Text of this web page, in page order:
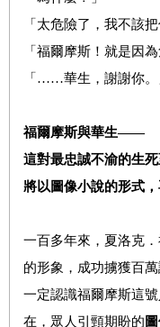
「太危險了，我不該
「福爾摩斯！就是因
「……華生，謝謝你。
福爾摩斯與華生——
這對最忠誠不渝的生死
將以圖像小說的形式，
一百多年來，夏洛克
的形象，成功擄獲百
一定認識福爾摩斯這
在，眾人引頸期盼的